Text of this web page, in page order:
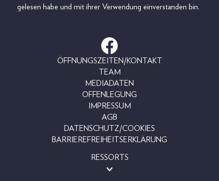
gelesen habe und mit ihrer Verwendung einverstanden bin.
ÖFFNUNGSZEITEN/KONTAKT
TEAM
MEDIADATEN
OFFENLEGUNG
IMPRESSUM
AGB
DATENSCHUTZ/COOKIES
BARRIEREFREIHEITSERKLÄRUNG
RESSORTS